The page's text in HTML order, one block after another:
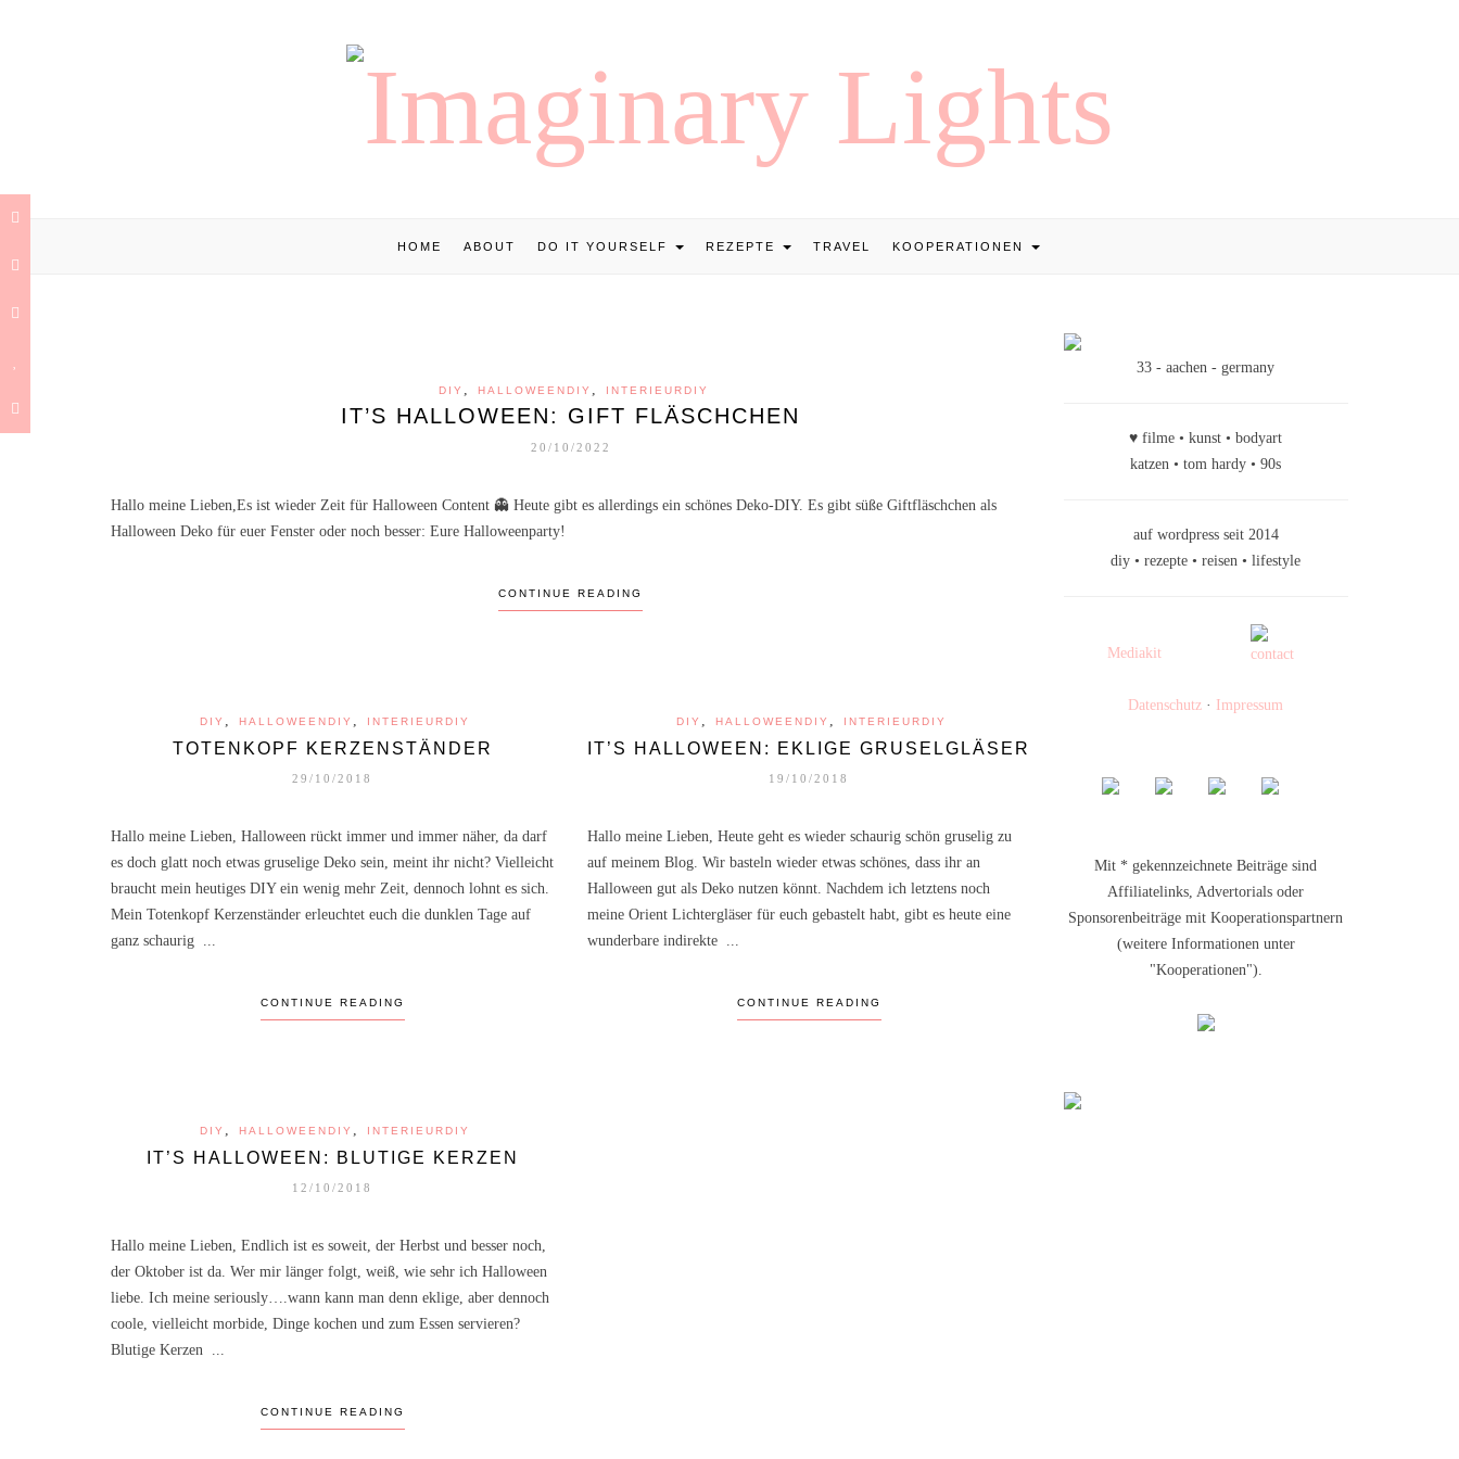
HOME ABOUT DO IT YOURSELF REZEPTE TRAVEL KOOPERATIONEN
DIY HALLOWEENDIY INTERIEURDIY
IT’S HALLOWEEN: GIFT FLÄSCHCHEN
20/10/2022
Hallo meine Lieben,Es ist wieder Zeit für Halloween Content 👻 Heute gibt es allerdings ein schönes Deko-DIY. Es gibt süße Giftfläschchen als
Halloween Deko für euer Fenster oder noch besser: Eure Halloweenparty!
CONTINUE READING
DIY HALLOWEENDIY INTERIEURDIY
TOTENKOPF KERZENSTÄNDER
29/10/2018
Hallo meine Lieben, Halloween rückt immer und immer näher, da darf
es doch glatt noch etwas gruselige Deko sein, meint ihr nicht? Vielleicht
braucht mein heutiges DIY ein wenig mehr Zeit, dennoch lohnt es sich.
Mein Totenkopf Kerzenständer erleuchtet euch die dunklen Tage auf
ganz schaurig ...
CONTINUE READING
DIY HALLOWEENDIY INTERIEURDIY
IT’S HALLOWEEN: EKLIGE GRUSELGLÄSER
19/10/2018
Hallo meine Lieben, Heute geht es wieder schaurig schön gruselig zu
auf meinem Blog. Wir basteln wieder etwas schönes, dass ihr an
Halloween gut als Deko nutzen könnt. Nachdem ich letztens noch
meine Orient Lichtergläser für euch gebastelt habt, gibt es heute eine
wunderbare indirekte ...
CONTINUE READING
DIY HALLOWEENDIY INTERIEURDIY
IT’S HALLOWEEN: BLUTIGE KERZEN
12/10/2018
Hallo meine Lieben, Endlich ist es soweit, der Herbst und besser noch,
der Oktober ist da. Wer mir länger folgt, weiß, wie sehr ich Halloween
liebe. Ich meine seriously….wann kann man denn eklige, aber dennoch
coole, vielleicht morbide, Dinge kochen und zum Essen servieren?
Blutige Kerzen ...
CONTINUE READING
33 - aachen - germany
♥ filme • kunst • bodyart
katzen • tom hardy • 90s
auf wordpress seit 2014
diy • rezepte • reisen • lifestyle
Mediakit
Datenschutz · Impressum
Mit * gekennzeichnete Beiträge sind
Affiliatelinks, Advertorials oder
Sponsorenbeiträge mit Kooperationspartnern
(weitere Informationen unter
"Kooperationen").